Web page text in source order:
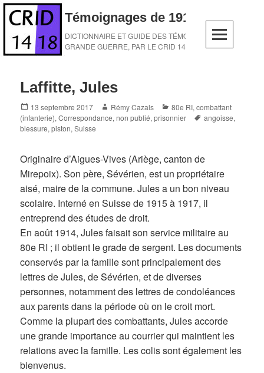
Skip
content
Témoignages de 1914-1918
DICTIONNAIRE ET GUIDE DES TÉMOINS DE LA
GRANDE GUERRE, PAR LE CRID 14-18
Laffitte, Jules
Posted
on
13 septembre 2017 Author
Rémy Cazals Categories
80e RI,combattant
(infanterie),Correspondance,non publié,prisonnier Tags
angoisse,
blessure,piston,Suisse
Originaire d’Aigues-Vives (Ariège, canton de
Mirepoix). Son père, Sévérien, est un propriétaire
aisé, maire de la commune. Jules a un bon niveau
scolaire. Interné en Suisse de 1915 à 1917, il
entreprend des études de droit.
En août 1914, Jules faisait son service militaire au
80e RI ; il obtient le grade de sergent. Les documents
conservés par la famille sont principalement des
lettres de Jules, de Sévérien, et de diverses
personnes, notamment des lettres de condoléances
aux parents dans la période où on le croit mort.
Comme la plupart des combattants, Jules accorde
une grande importance au courrier qui maintient les
relations avec la famille. Les colis sont également les
bienvenus.